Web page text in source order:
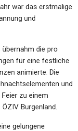
war das erstmalige
und
die pro
für eine festliche
animierte. Die
und
zu einem
Burgenland.
gelungene